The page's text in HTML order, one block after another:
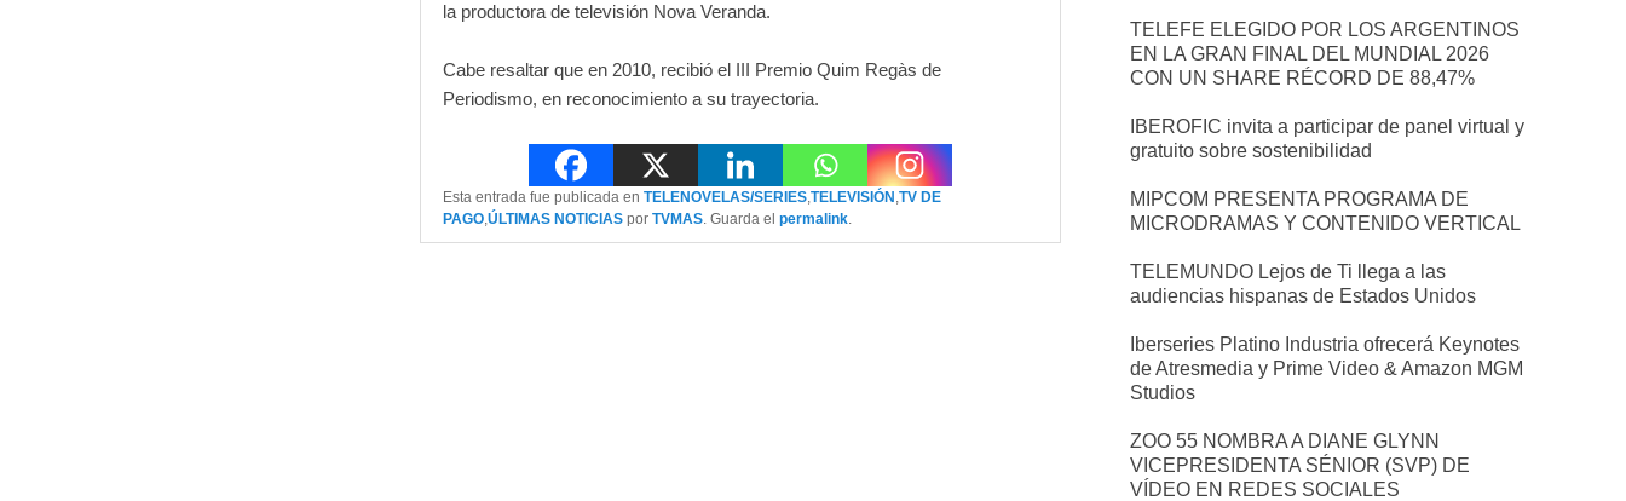
la productora de televisión Nova Veranda.
Cabe resaltar que en 2010, recibió el III Premio Quim Regàs de
Periodismo, en reconocimiento a su trayectoria.
Esta entrada fue publicada en TELENOVELAS/SERIES TELEVISIÓN TV DE
PAGO ÚLTIMAS NOTICIAS por TVMAS . Guarda el permalink
TELEFE ELEGIDO POR LOS ARGENTINOS
EN LA GRAN FINAL DEL MUNDIAL 2026
CON UN SHARE RÉCORD DE 88,47%
IBEROFIC invita a participar de panel virtual y
gratuito sobre sostenibilidad
MIPCOM PRESENTA PROGRAMA DE
MICRODRAMAS Y CONTENIDO VERTICAL
TELEMUNDO Lejos de Ti llega a las
audiencias hispanas de Estados Unidos
Iberseries Platino Industria ofrecerá Keynotes
de Atresmedia y Prime Video & Amazon MGM
Studios
ZOO 55 NOMBRA A DIANE GLYNN
VICEPRESIDENTA SÉNIOR (SVP) DE
VÍDEO EN REDES SOCIALES